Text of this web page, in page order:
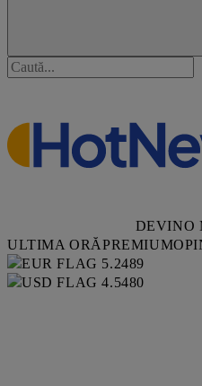
DEVINO
ULTIMA ORĂPREMIUM
5.2489
4.5480